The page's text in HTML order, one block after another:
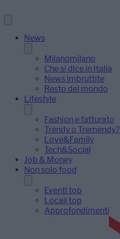
News
Milanomilano
Che si dice in Italia
News imbruttite
Resto del mondo
Lifestyle
Fashion e fatturato
Trendy o Tremendy?
Love&Family
Tech&Social
Job & Money
Non solo food
Eventi top
Locali top
Approfondimenti